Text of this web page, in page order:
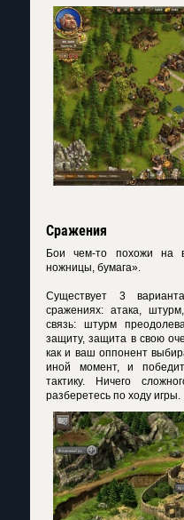
Сражения
Бои чем-то похожи на
ножницы, бумага».
Существует 3
сражениях: атака,
связь: штурм
защиту, защита в свою
как и ваш оппонент
иной момент, и
тактику. Ничего
разберетесь по ходу игры.